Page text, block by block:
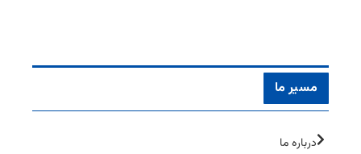
مسیر ما
درباره ما